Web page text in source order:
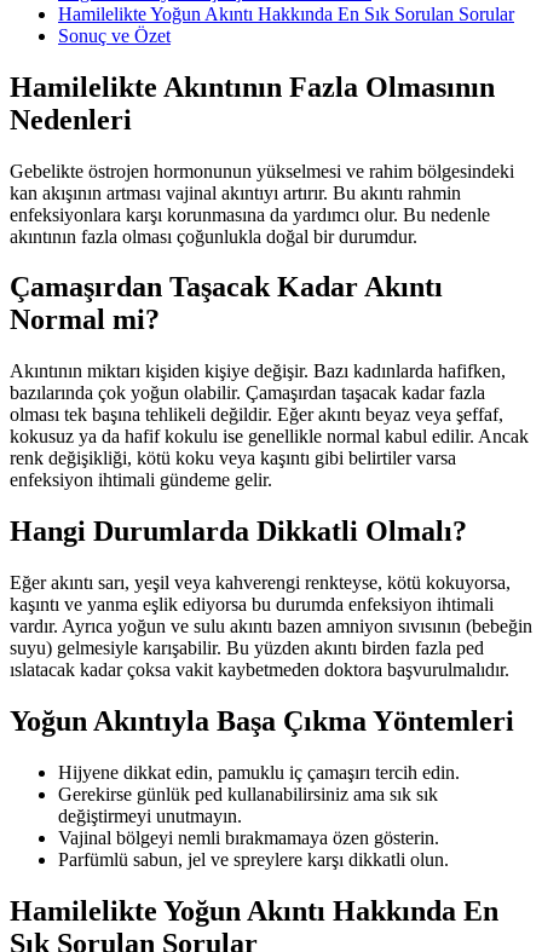
Hamilelikte Yoğun Akıntı Hakkında En Sık Sorulan Sorular
Sonuç ve Özet
Hamilelikte Akıntının Fazla Olmasının
Nedenleri
Gebelikte östrojen hormonunun yükselmesi ve rahim bölgesindeki
kan akışının artması vajinal akıntıyı artırır. Bu akıntı rahmin
enfeksiyonlara karşı korunmasına da yardımcı olur. Bu nedenle
akıntının fazla olması çoğunlukla doğal bir durumdur.
Çamaşırdan Taşacak Kadar Akıntı
Normal mi?
Akıntının miktarı kişiden kişiye değişir. Bazı kadınlarda hafifken,
bazılarında çok yoğun olabilir. Çamaşırdan taşacak kadar fazla
olması tek başına tehlikeli değildir. Eğer akıntı beyaz veya şeffaf,
kokusuz ya da hafif kokulu ise genellikle normal kabul edilir. Ancak
renk değişikliği, kötü koku veya kaşıntı gibi belirtiler varsa
enfeksiyon ihtimali gündeme gelir.
Hangi Durumlarda Dikkatli Olmalı?
Eğer akıntı sarı, yeşil veya kahverengi renkteyse, kötü kokuyorsa,
kaşıntı ve yanma eşlik ediyorsa bu durumda enfeksiyon ihtimali
vardır. Ayrıca yoğun ve sulu akıntı bazen amniyon sıvısının (bebeğin
suyu) gelmesiyle karışabilir. Bu yüzden akıntı birden fazla ped
ıslatacak kadar çoksa vakit kaybetmeden doktora başvurulmalıdır.
Yoğun Akıntıyla Başa Çıkma Yöntemleri
Hijyene dikkat edin, pamuklu iç çamaşırı tercih edin.
Gerekirse günlük ped kullanabilirsiniz ama sık sık
değiştirmeyi unutmayın.
Vajinal bölgeyi nemli bırakmamaya özen gösterin.
Parfümlü sabun, jel ve spreylere karşı dikkatli olun.
Hamilelikte Yoğun Akıntı Hakkında En
Sık Sorulan Sorular